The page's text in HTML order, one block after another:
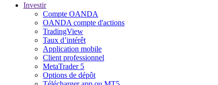
Investir
Compte OANDA
OANDA compte d'actions
TradingView
Taux d’intérêt
Application mobile
Client professionnel
MetaTrader 5
Options de dépôt